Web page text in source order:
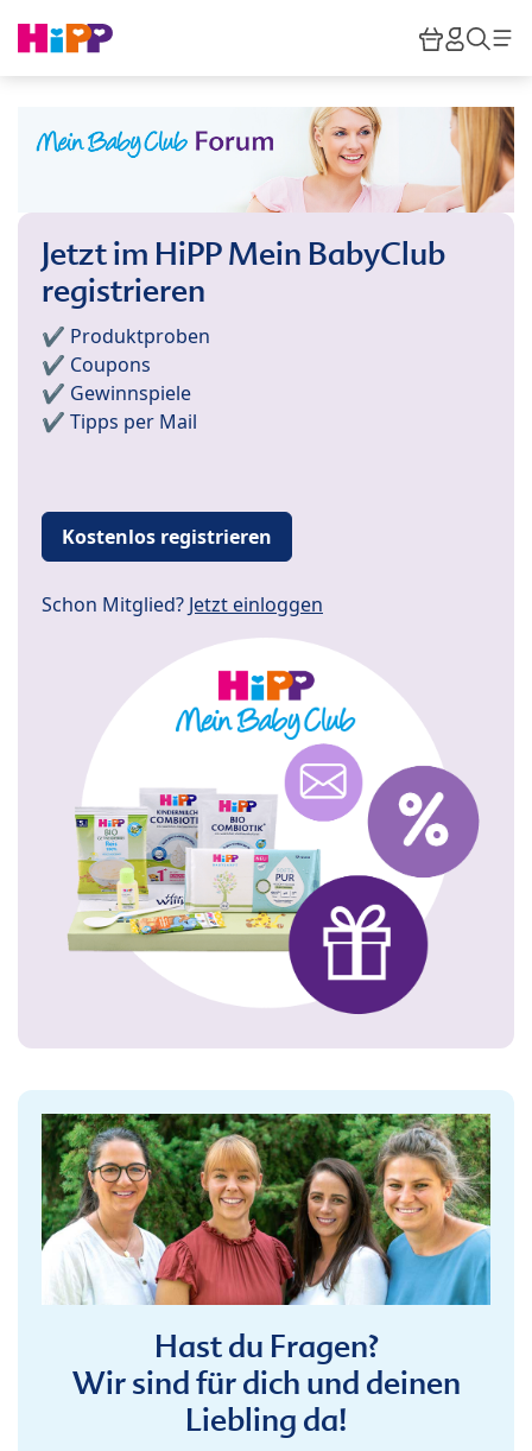
HiPP
Jetzt im HiPP Mein BabyClub
registrieren
✔️ Produktproben
✔️ Coupons
✔️ Gewinnspiele
✔️ Tipps per Mail
Kostenlos registrieren
Schon Mitglied? Jetzt einloggen
Hast du Fragen?
Wir sind für dich und deinen
Liebling da!